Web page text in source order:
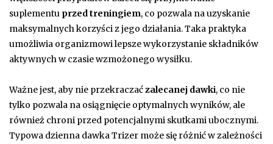
suplementu przed treningiem, co pozwala na uzyskanie
maksymalnych korzyści z jego działania. Taka praktyka
umożliwia organizmowi lepsze wykorzystanie składników
aktywnych w czasie wzmożonego wysiłku.
Ważne jest, aby nie przekraczaćzalecanej dawki, co nie
tylko pozwala na osiągnięcie optymalnych wyników, ale
również chroni przed potencjalnymi skutkami ubocznymi.
Typowa dzienna dawka Trizer może się różnić w zależności